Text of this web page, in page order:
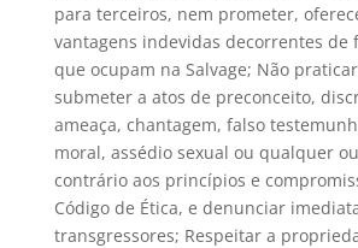
para terceiros, nem prometer,
vantagens indevidas decorrentes de
que ocupam na Salvage; Não
submeter a atos de preconceito,
ameaça, chantagem, falso
moral, assédio sexual ou qualquer
contrário aos princípios e
Código de Ética, e denunciar
transgressores; Respeitar a